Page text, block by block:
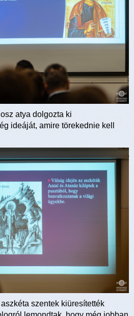
atya dolgozta ki
ideáját, amire törekednie kell
szentek kiüresítették